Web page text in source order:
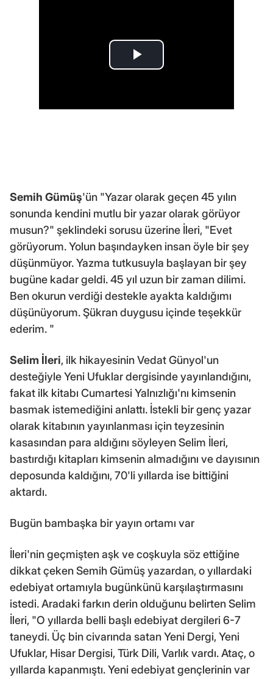
Semih Gümüş'ün "Yazar olarak geçen 45 yılın
sonunda kendini mutlu bir yazar olarak görüyor
musun?" şeklindeki sorusu üzerine İleri, "Evet
görüyorum. Yolun başındayken insan öyle bir şey
düşünmüyor. Yazma tutkusuyla başlayan bir şey
bugüne kadar geldi. 45 yıl uzun bir zaman dilimi.
Ben okurun verdiği destekle ayakta kaldığımı
düşünüyorum. Şükran duygusu içinde teşekkür
ederim. "
Selim İleri, ilk hikayesinin Vedat Günyol'un
desteğiyle Yeni Ufuklar dergisinde yayınlandığını,
fakat ilk kitabı Cumartesi Yalnızlığı'nı kimsenin
basmak istemediğini anlattı. İstekli bir genç yazar
olarak kitabının yayınlanması için teyzesinin
kasasından para aldığını söyleyen Selim İleri,
bastırdığı kitapları kimsenin almadığını ve dayısının
deposunda kaldığını, 70'li yıllarda ise bittiğini
aktardı.
Bugün bambaşka bir yayın ortamı var
İleri'nin geçmişten aşk ve coşkuyla söz ettiğine
dikkat çeken Semih Gümüş yazardan, o yıllardaki
edebiyat ortamıyla bugünkünü karşılaştırmasını
istedi. Aradaki farkın derin olduğunu belirten Selim
İleri, "O yıllarda belli başlı edebiyat dergileri 6-7
taneydi. Üç bin civarında satan Yeni Dergi, Yeni
Ufuklar, Hisar Dergisi, Türk Dili, Varlık vardı. Ataç, o
yıllarda kapanmıştı. Yeni edebiyat gençlerinin var